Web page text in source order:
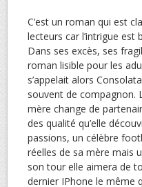
C’est un roman qui est
lecteurs car l’intrigue
Dans ses excès, ses
roman lisible pour les
s’appelait alors
souvent de compagnon.
mère change de
des qualité qu’elle
passions, un célèbre
réelles de sa mère mais
son tour elle aimera de
dernier IPhone le même